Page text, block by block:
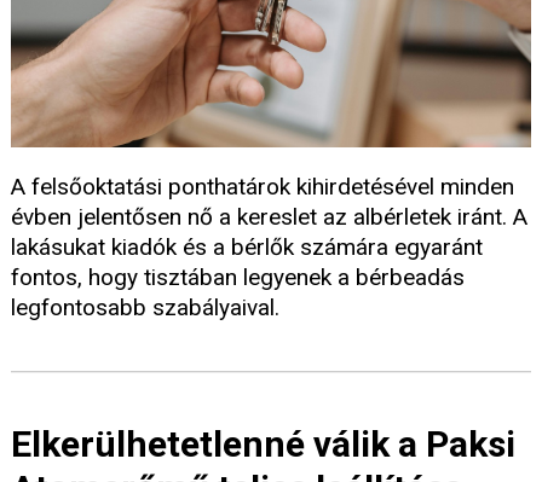
A felsőoktatási ponthatárok kihirdetésével minden
évben jelentősen nő a kereslet az albérletek iránt. A
lakásukat kiadók és a bérlők számára egyaránt
fontos, hogy tisztában legyenek a bérbeadás
legfontosabb szabályaival.
Elkerülhetetlenné válik a Paksi